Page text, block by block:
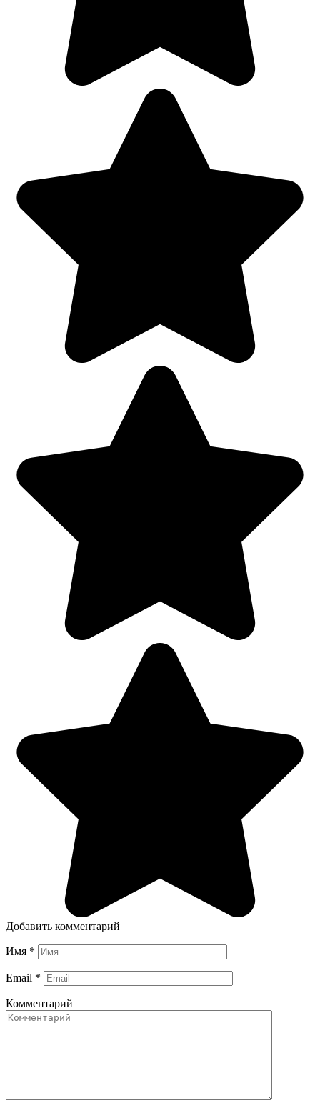
Добавить комментарий
Имя *
Email *
Комментарий